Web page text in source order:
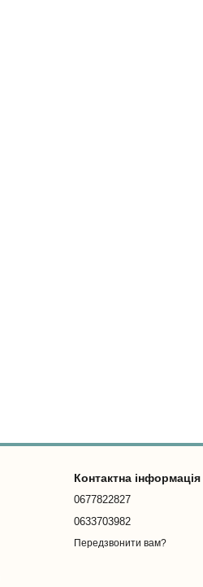
Контактна інформація
0677822827
0633703982
Передзвонити вам?